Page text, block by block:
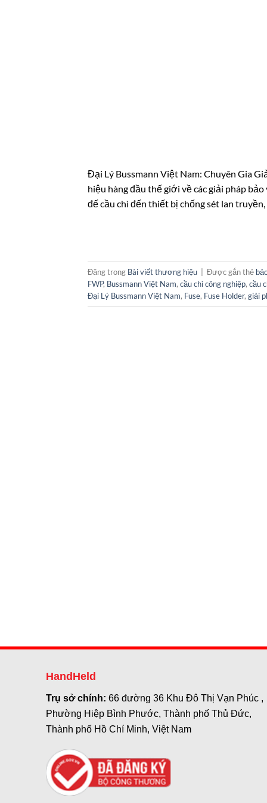
Đại Lý Bussmann Việt Nam: Chuyên Gia
hiệu hàng đầu thế giới về các giải pháp
đế cầu chì đến thiết bị chống sét lan
Đăng trong Bài viết thương hiệu Được gắn thẻ
FWP, Bussmann Việt Nam, cầu chì công nghiệp, cầu
Đại Lý Bussmann Việt Nam, Fuse, Fuse Holder, giải
HandHeld
Trụ sở chính: 66 đường 36 Khu Đô Thị Vạn Phúc ,
Phường Hiệp Bình Phước, Thành phố Thủ Đức,
Thành phố Hồ Chí Minh, Việt Nam